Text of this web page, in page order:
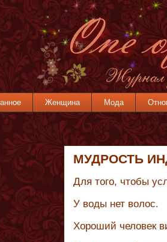
Женщина Мода
МУДРОСТЬ
Для того, чтобы
У воды нет волос.
Хороший человек